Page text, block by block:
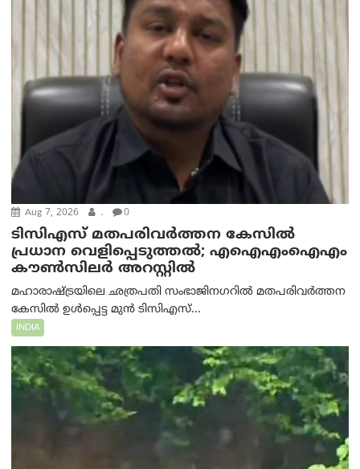
Aug 7, 2026 . 0
ടിസിഎസ് മതപരിവർത്തന കേസിൽ
പ്രധാന വെളിപ്പെടുത്തൽ; എഐഎംഐഎം
കൗൺസിലർ അറസ്റ്റിൽ
മഹാരാഷ്ട്രയിലെ ഛത്രപതി സംഭാജിനഗറിൽ മതപരിവർത്തന
കേസിൽ ഉൾപ്പെട്ട മുൻ ടിസിഎസ്...
INDIA